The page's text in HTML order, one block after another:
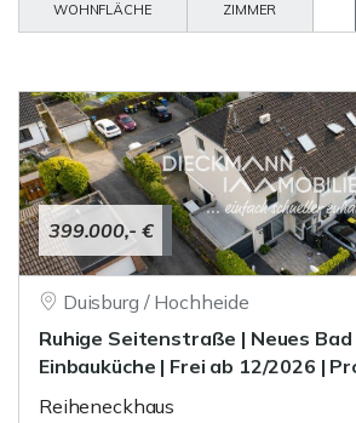
WOHNFLÄCHE
ZIMMER
399.000,- €
Duisburg / Hochheide
Ruhige Seitenstraße | Neues
Einbauküche | Frei ab 12/2026 |
Reiheneckhaus